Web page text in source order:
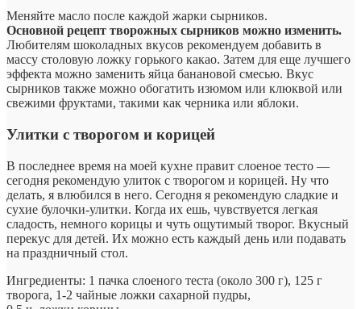
Меняйте масло после каждой жарки сырников.
Основной рецепт творожных сырников можно изменить.
Любителям шоколадных вкусов рекомендуем добавить в
массу столовую ложку горького какао. Затем для еще лучшего
эффекта можно заменить яйца банановой смесью. Вкус
сырников также можно обогатить изюмом или клюквой или
свежими фруктами, такими как черника или яблоки.
Улитки с творогом и корицей
В последнее время на моей кухне правит слоеное тесто —
сегодня рекомендую улиток с творогом и корицей. Ну что
делать, я влюбился в него. Сегодня я рекомендую сладкие и
сухие булочки-улитки. Когда их ешь, чувствуется легкая
сладость, немного корицы и чуть ощутимый творог. Вкусный
перекус для детей. Их можно есть каждый день или подавать
на праздничный стол.
Ингредиенты: 1 пачка слоеного теста (около 300 г), 125 г
творога, 1-2 чайные ложки сахарной пудры,